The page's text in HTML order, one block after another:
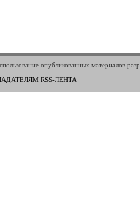
опубликованных материалов
RSS-ЛЕНТА